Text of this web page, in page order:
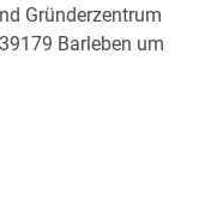
Gründerzentrum
Barleben um